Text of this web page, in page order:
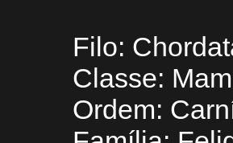
Filo:
Classe:
Ordem: